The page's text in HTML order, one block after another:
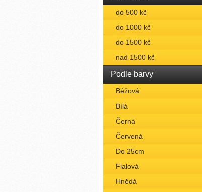
do 500 kč
do 1000 kč
do 1500 kč
nad 1500 kč
Podle barvy
Béžová
Bílá
Černá
Červená
Do 25cm
Fialová
Hnědá